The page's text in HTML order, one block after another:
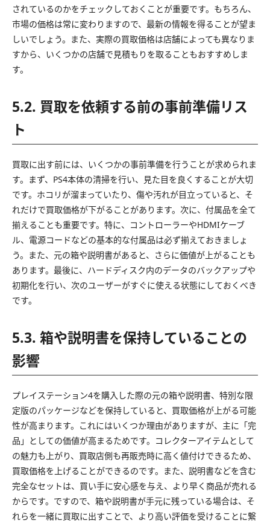
されているのかをチェックしておくことが重要です。もちろん、
市場の価格は常に変わりますので、最新の情報を得ることが望ま
しいでしょう。また、実際の買取価格は店舗によっても異なりま
すから、いくつかの店舗で見積もりを取ることもおすすめしま
す。
5.2. 買取を依頼する前の事前準備リス
ト
買取に出す前には、いくつかの事前準備を行うことが求められま
す。まず、PS4本体の清掃を行い、見た目を良くすることが大切
です。ホコリが溜まっていたり、傷や汚れが目立っていると、そ
れだけで買取価格が下がることがあります。次に、付属品を全て
揃えることも重要です。特に、コントローラーやHDMIケーブ
ル、電源コードなどの基本的な付属品は必ず揃えておきましょ
う。また、元の箱や説明書があると、さらに価値が上がることも
あります。最後に、ハードディスク内のデータのバックアップや
初期化を行い、次のユーザーがすぐに使える状態にしておくべき
です。
5.3. 箱や説明書を保持していることの
影響
プレイステーション4を購入した際の元の箱や説明書、特別な限
定版のパッケージなどを保持していると、買取価格が上がる可能
性が高まります。これにはいくつか理由がありますが、主に「完
品」としての価値が高まるためです。コレクターアイテムとして
の魅力も上がり、買取店側も再販売時に高く値付けできるため、
買取価格を上げることができるのです。また、説明書などを含む
完全なセットは、買い手に安心感を与え、より早く商品が売れる
からです。ですので、箱や説明書が手元に残っている場合は、そ
れらを一緒に買取に出すことで、より高い評価を受けることに繋